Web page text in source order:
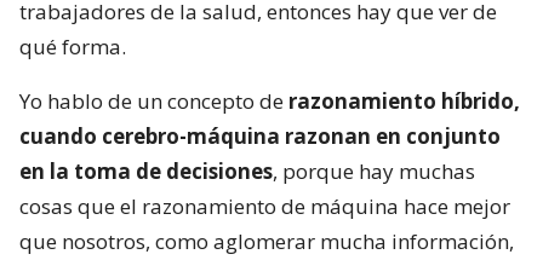
trabajadores de la salud, entonces hay que ver de
qué forma.
Yo hablo de un concepto de razonamiento híbrido,
cuando cerebro-máquina razonan en conjunto
en la toma de decisiones, porque hay muchas
cosas que el razonamiento de máquina hace mejor
que nosotros, como aglomerar mucha información,